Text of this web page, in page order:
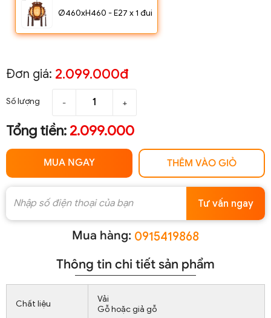
Ø460xH460 - E27 x 1 đui
Đơn giá: 2.099.000đ
Số lượng - +
Tổng tiền: 2.099.000
MUA NGAY THÊM VÀO GIỎ
Tư vấn ngay
Mua hàng: 0915419868
Thông tin chi tiết sản phẩm
Chất liệu
Vải
Gỗ hoặc giả gỗ